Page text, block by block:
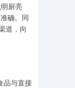
厨亮
确。同
道，向
品与直接